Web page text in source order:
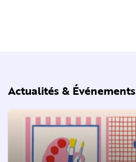
Actualités & Événements